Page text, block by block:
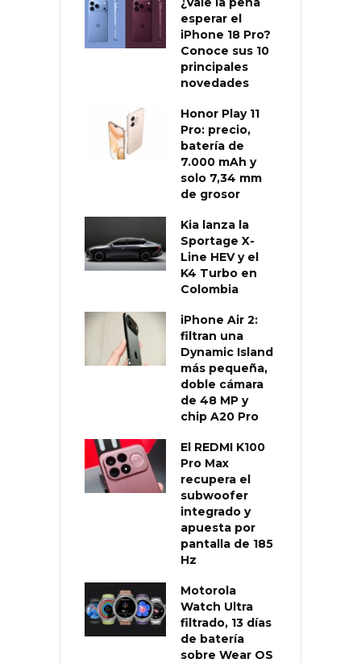
esperar el
iPhone 18 Pro?
Conoce sus 10
principales
novedades
Honor Play 11
Pro: precio,
batería de
7.000 mAh y
solo 7,34 mm
de grosor
Kia lanza la
Sportage X-
Line HEV y el
K4 Turbo en
Colombia
iPhone Air 2:
filtran una
Dynamic Island
más pequeña,
doble cámara
de 48 MP y
chip A20 Pro
El REDMI K100
Pro Max
recupera el
subwoofer
integrado y
apuesta por
pantalla de 185
Hz
Motorola
Watch Ultra
filtrado, 13 días
de batería
sobre Wear OS